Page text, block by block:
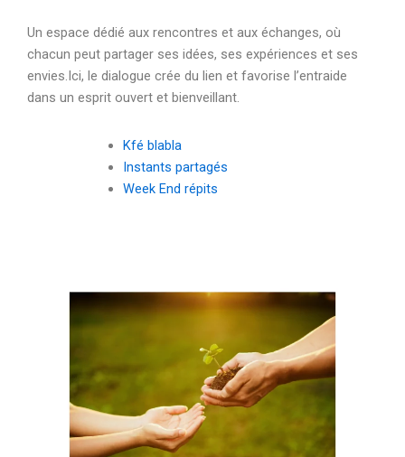
Un espace dédié aux rencontres et aux échanges, où
chacun peut partager ses idées, ses expériences et ses
envies.Ici, le dialogue crée du lien et favorise l’entraide
dans un esprit ouvert et bienveillant.
Kfé blabla
Instants partagés
Week End répits